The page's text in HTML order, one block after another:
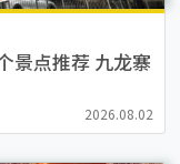
景点推荐 九龙寨
2026.08.02